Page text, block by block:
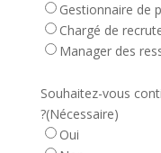
Gestionnaire de
Chargé de
Manager des
Souhaitez-vous
?(Nécessaire)
Oui